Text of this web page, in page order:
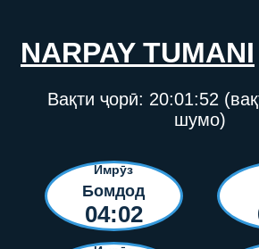
NARPAY TUMANI
Вақти ҷорӣ: 20:01:53
шумо)
Имрӯз
Бомдод
04:02